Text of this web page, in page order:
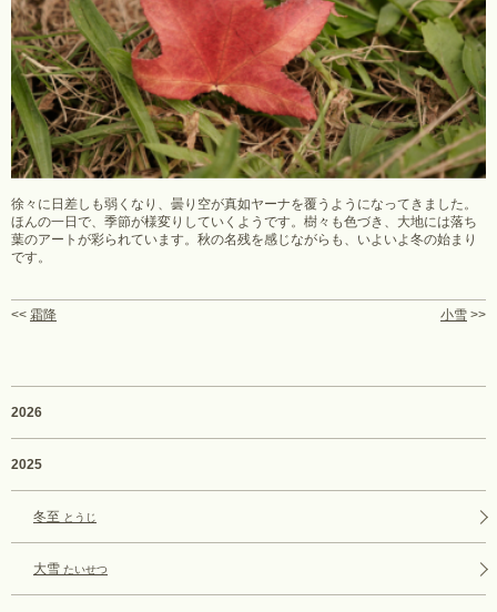
徐々に日差しも弱くなり、曇り空が真如ヤーナを覆うようになってきました。
ほんの一日で、季節が様変りしていくようです。樹々も色づき、大地には落ち
葉のアートが彩られています。秋の名残を感じながらも、いよいよ冬の始まり
です。
<< 霜降 小雪 >>
2026
2025
冬至 とうじ
大雪 たいせつ